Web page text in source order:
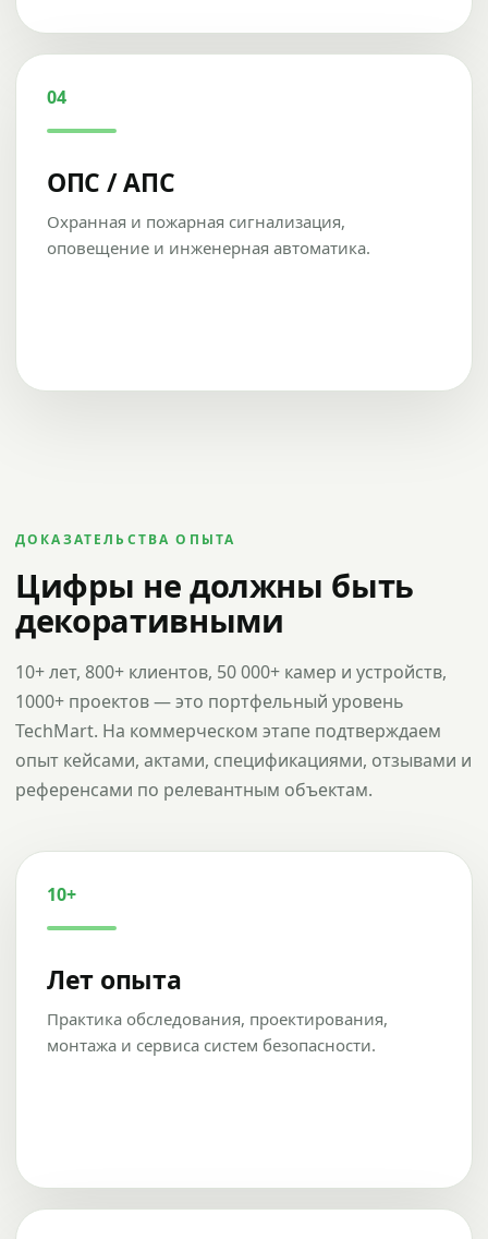
04
ОПС / АПС
Охранная и пожарная сигнализация,
оповещение и инженерная автоматика.
ДОКАЗАТЕЛЬСТВА ОПЫТА
Цифры не должны быть
декоративными
10+ лет, 800+ клиентов, 50 000+ камер и устройств,
1000+ проектов — это портфельный уровень
TechMart. На коммерческом этапе подтверждаем
опыт кейсами, актами, спецификациями, отзывами и
референсами по релевантным объектам.
10+
Лет опыта
Практика обследования, проектирования,
монтажа и сервиса систем безопасности.